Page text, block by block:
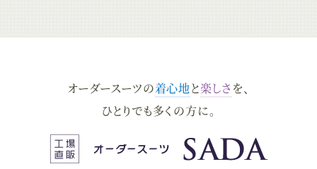
ー
ス
ー
ス
ー
ス
ー
ス
ス
オーダースーツの着心地と楽しさ を、
ひとりでも多くの方に。